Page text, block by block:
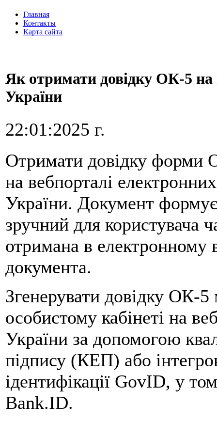
Главная
Контакты
Карта сайта
Як отримати довідку ОК-5 на
України
22:01:2025 г.
Отримати довідку форми
на вебпорталі
України. Документ
зручний для користувача
отримана в електронному
документа.
Згенерувати довідку ОК-5
особистому кабінеті на
України за допомогою
підпису (КЕП) або
ідентифікації GovID, у
Bank.ID.